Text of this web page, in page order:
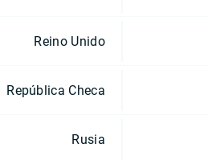
Reino Unido
República Checa
Rusia